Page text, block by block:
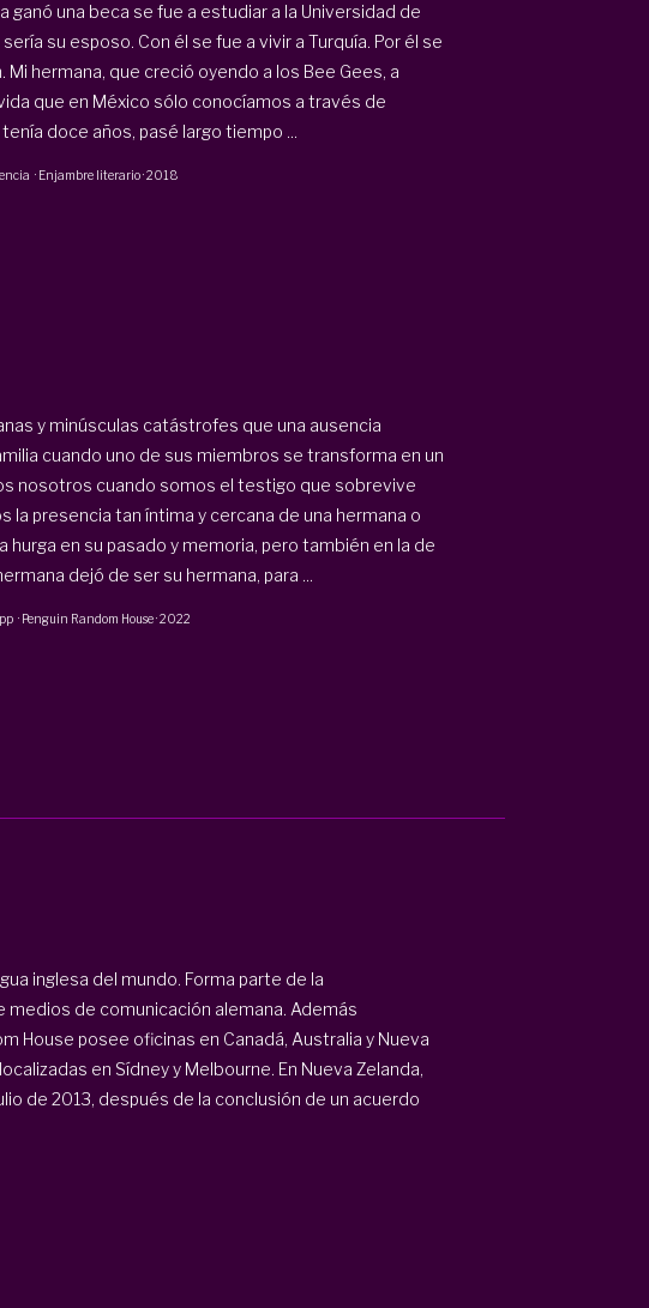
ganó una beca se fue a estudiar a la Universidad de
su esposo. Con él se fue a vivir a Turquía. Por él se
hermana, que creció oyendo a los Bee Gees, a
que en México sólo conocíamos a través de
doce años, pasé largo tiempo ...
· Enjambre literario·2018
y minúsculas catástrofes que una ausencia
cuando uno de sus miembros se transforma en un
nosotros cuando somos el testigo que sobrevive
la presencia tan íntima y cercana de una hermana o
hurga en su pasado y memoria, pero también en la de
dejó de ser su hermana, para ...
· Penguin Random House ·2022
inglesa del mundo. Forma parte de la
medios de comunicación alemana. Además
House posee oficinas en Canadá, Australia y Nueva
en Sídney y Melbourne. En Nueva Zelanda,
de 2013, después de la conclusión de un acuerdo